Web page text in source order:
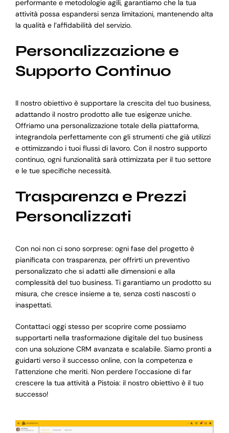
performante e metodologie agili, garantiamo che la tua
attività possa espandersi senza limitazioni, mantenendo alta
la qualità e l’affidabilità del servizio.
Personalizzazione e
Supporto Continuo
Il nostro obiettivo è supportare la crescita del tuo business,
adattando il nostro prodotto alle tue esigenze uniche.
Offriamo una personalizzazione totale della piattaforma,
integrandola perfettamente con gli strumenti che già utilizzi
e ottimizzando i tuoi flussi di lavoro. Con il nostro supporto
continuo, ogni funzionalità sarà ottimizzata per il tuo settore
e le tue specifiche necessità.
Trasparenza e Prezzi
Personalizzati
Con noi non ci sono sorprese: ogni fase del progetto è
pianificata con trasparenza, per offrirti un preventivo
personalizzato che si adatti alle dimensioni e alla
complessità del tuo business. Ti garantiamo un prodotto su
misura, che cresce insieme a te, senza costi nascosti o
inaspettati.
Contattaci oggi stesso per scoprire come possiamo
supportarti nella trasformazione digitale del tuo business
con una soluzione CRM avanzata e scalabile. Siamo pronti a
guidarti verso il successo online, con la competenza e
l’attenzione che meriti. Non perdere l’occasione di far
crescere la tua attività a Pistoia: il nostro obiettivo è il tuo
successo!